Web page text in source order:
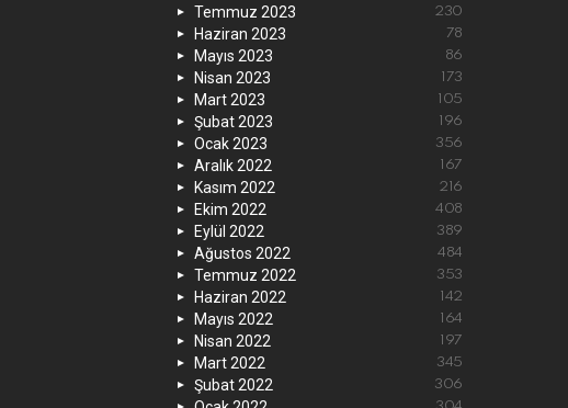
Temmuz 2023 230
Haziran 2023 78
Mayıs 2023 86
Nisan 2023 173
Mart 2023 105
Şubat 2023 196
Ocak 2023 356
Aralık 2022 167
Kasım 2022 216
Ekim 2022 408
Eylül 2022 389
Ağustos 2022 484
Temmuz 2022 353
Haziran 2022 142
Mayıs 2022 164
Nisan 2022 197
Mart 2022 345
Şubat 2022 306